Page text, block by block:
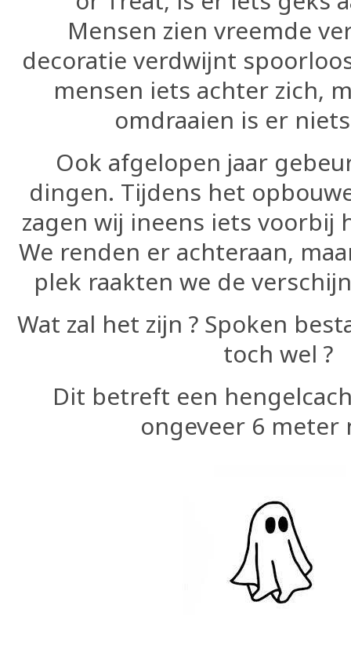
Mensen zien vreemde
decoratie verdwijnt
mensen iets achter zich,
omdraaien is er
Ook afgelopen jaar
dingen. Tijdens het
zagen wij ineens iets voorbij
We renden er achteraan,
plek raakten we de
Wat zal het zijn ? Spoken
toch wel ?
Dit betreft een
ongeveer 6 meter